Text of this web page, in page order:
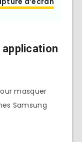
application
masquer
Samsung